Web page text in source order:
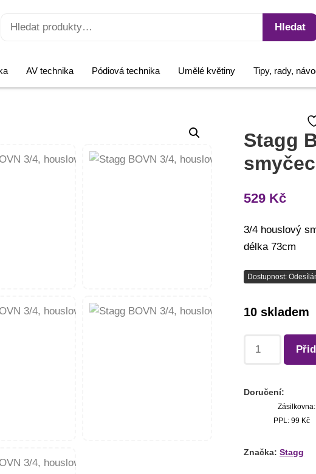
Hledat
AV technika Pódiová technika Umělé květiny Tipy, rady,
Stagg
smyčec
529 Kč
3/4 houslový
délka 73cm
Dostupnost:
10 skladem
Doručení:
PPL: 99 Kč
Značka: Stagg